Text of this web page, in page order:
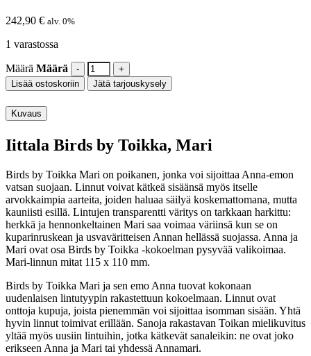
242,90 € alv. 0%
1 varastossa
Määrä Määrä
Lisää ostoskoriin Jätä tarjouskysely
Kuvaus
Iittala Birds by Toikka, Mari
Birds by Toikka Mari on poikanen, jonka voi sijoittaa Anna-emon
vatsan suojaan. Linnut voivat kätkeä sisäänsä myös itselle
arvokkaimpia aarteita, joiden haluaa säilyä koskemattomana, mutta
kauniisti esillä. Lintujen transparentti väritys on tarkkaan harkittu:
herkkä ja hennonkeltainen Mari saa voimaa väriinsä kun se on
kuparinruskean ja usvaväritteisen Annan hellässä suojassa. Anna ja
Mari ovat osa Birds by Toikka -kokoelman pysyvää valikoimaa.
Mari-linnun mitat 115 x 110 mm.
Birds by Toikka Mari ja sen emo Anna tuovat kokonaan
uudenlaisen lintutyypin rakastettuun kokoelmaan. Linnut ovat
onttoja kupuja, joista pienemmän voi sijoittaa isomman sisään. Yhtä
hyvin linnut toimivat erillään. Sanoja rakastavan Toikan mielikuvitus
yltää myös uusiin lintuihin, jotka kätkevät sanaleikin: ne ovat joko
erikseen Anna ja Mari tai yhdessä Annamari.